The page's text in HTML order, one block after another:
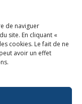
de naviguer
site. En cliquant «
cookies. Le fait de ne
avoir un effet